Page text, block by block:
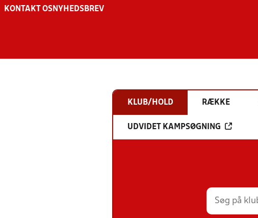
KONTAKT OS NYHEDSBREV
KLUB/HOLD RÆKKE
UDVIDET KAMPSØGNING